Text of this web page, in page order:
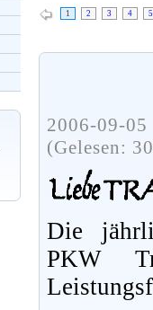
1 2 3 4 5
2006-09-
(Gelesen:
Die
PKW